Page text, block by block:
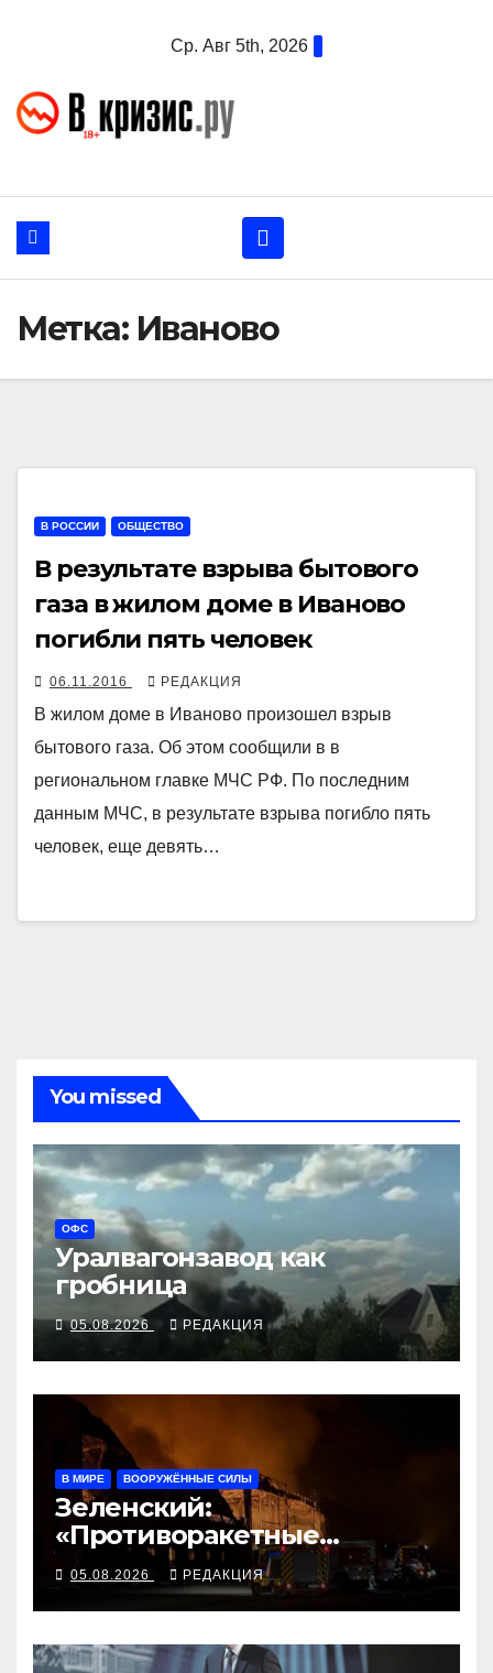
Ср. Авг 5th, 2026
Метка: Иваново
В РОССИИ ОБЩЕСТВО
В результате взрыва бытового
газа в жилом доме в Иваново
погибли пять человек
06.11.2016 РЕДАКЦИЯ
В жилом доме в Иваново произошел взрыв
бытового газа. Об этом сообщили в в
региональном главке МЧС РФ. По последним
данным МЧС, в результате взрыва погибло пять
человек, еще девять…
You missed
ОФС
Уралвагонзавод как
гробница
05.08.2026 РЕДАКЦИЯ
В МИРЕ ВООРУЖЁННЫЕ СИЛЫ
Зеленский:
«Противоракетные
средства могли бы спасти
погибших сегодня»
05.08.2026 РЕДАКЦИЯ